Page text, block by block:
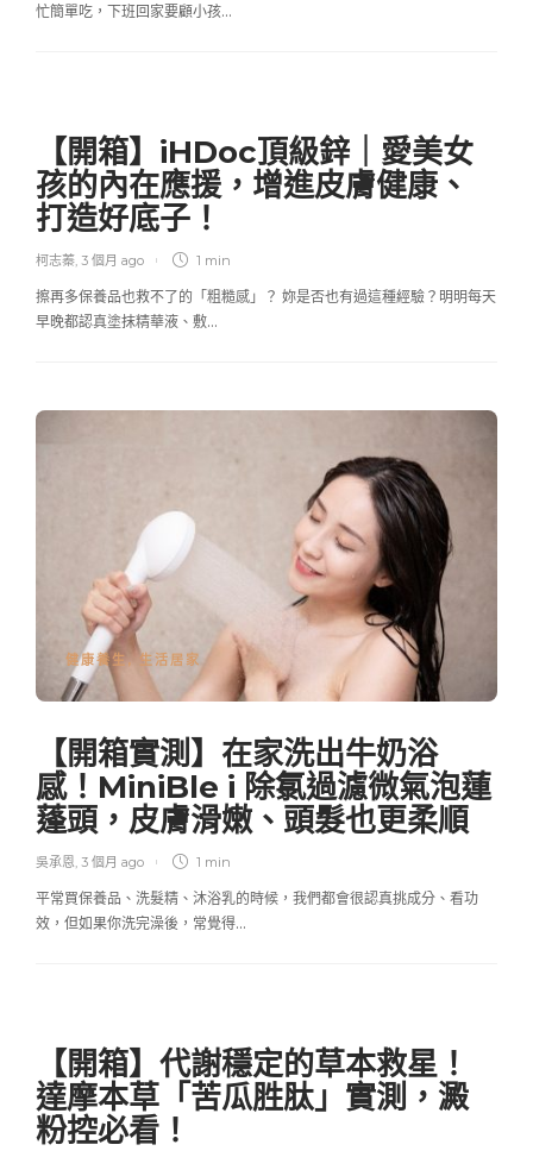
忙簡單吃，下班回家要顧小孩…
【開箱】iHDoc頂級鋅｜愛美女
孩的內在應援，增進皮膚健康、
打造好底子！
柯志蓁, 3 個月 ago 1 min
擦再多保養品也救不了的「粗糙感」？ 妳是否也有過這種經驗？明明每天
早晚都認真塗抹精華液、敷…
健康養生 , 生活居家
【開箱實測】在家洗出牛奶浴
感！MiniBle i 除氯過濾微氣泡蓮
蓬頭，皮膚滑嫩、頭髮也更柔順
吳承恩 3 個月 ago 1 min
平常買保養品、洗髮精、沐浴乳的時候，我們都會很認真挑成分、看功
效，但如果你洗完澡後，常覺得…
【開箱】代謝穩定的草本救星！
達摩本草「苦瓜胜肽」實測，澱
粉控必看！